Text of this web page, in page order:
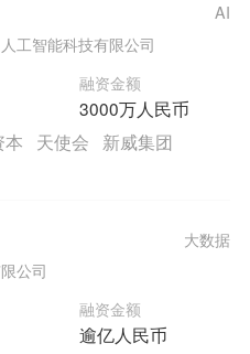
工智能科技有限公司
融资金额
3000万人民币
AI
本 天使会
新威集团
公司
融资金额
逾亿人民币
大数据